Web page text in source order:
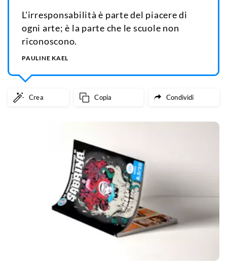
L'irresponsabilità è parte del piacere di
ogni arte; è la parte che le scuole non
riconoscono.
PAULINE KAEL
Crea Copia Condividi